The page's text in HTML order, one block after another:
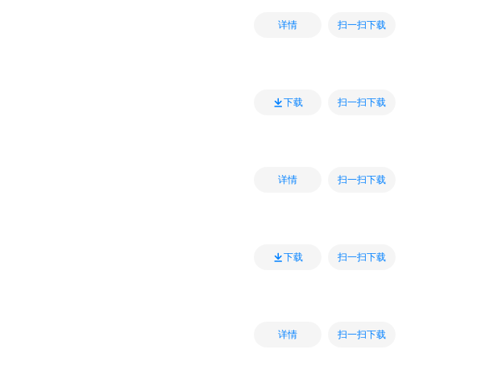
详情 扫一扫下载
下载 扫一扫下载
详情 扫一扫下载
下载 扫一扫下载
详情 扫一扫下载